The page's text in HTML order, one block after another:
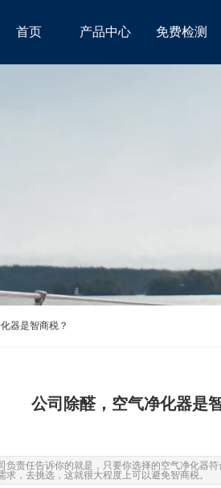
首页 产品中心 免费检测
器是智商税？
公司除醛，空气净化器是
负责任告诉你的就是，只要你选择的空气净化器
求，去挑选，这就很大程度上可以避免智商税。